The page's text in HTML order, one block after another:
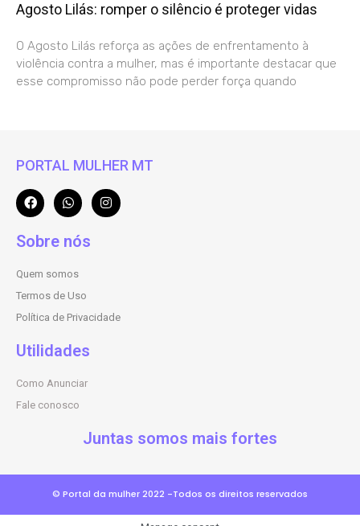
Agosto Lilás: romper o silêncio é proteger vidas
O Agosto Lilás reforça as ações de enfrentamento à
violência contra a mulher, mas é importante destacar que
esse compromisso não pode perder força quando
PORTAL MULHER MT
Sobre nós
Quem somos
Termos de Uso
Política de Privacidade
Utilidades
Como Anunciar
Fale conosco
Juntas somos mais fortes
© Portal da mulher 2022 -Todos os direitos reservados